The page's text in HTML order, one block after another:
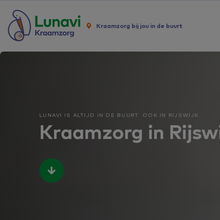
Kraamzorg bij jou in de buurt
LUNAVI IS ALTIJD IN DE BUURT. OOK IN RIJSWIJK.
Kraamzorg in